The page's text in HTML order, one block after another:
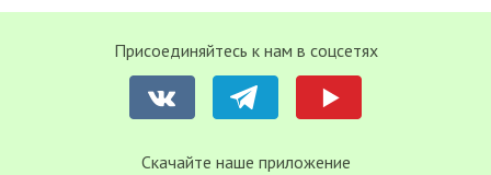
Присоединяйтесь к нам в соцсетях
Cкачайте наше приложение